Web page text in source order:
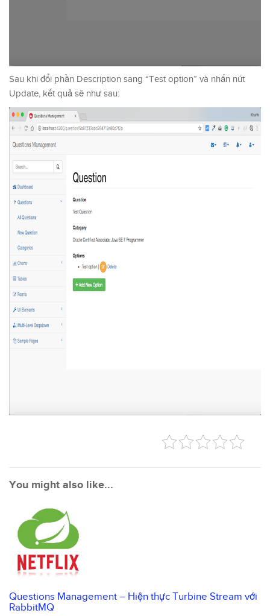
Sau khi đổi phần Description sang “Test option” và nhấn nút
Update, kết quả sẽ như sau:
You might also like...
Questions Management – Hiện thực Turbine Stream với
RabbitMQ